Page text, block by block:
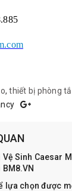
,thiết bị phòng
Vệ Sinh Caesar
BM8.VN
lựa chọn được